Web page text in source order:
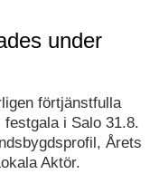
under
förtjänstfulla
festgala i Salo 31.8.
Årets
Aktör.